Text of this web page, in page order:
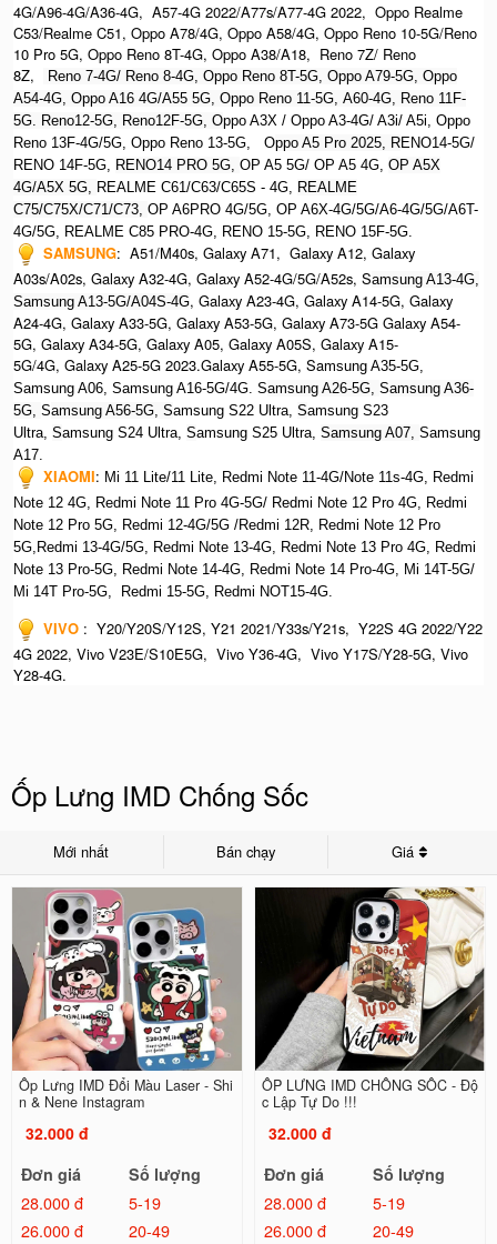
4G/A96-4G/A36-4G, A57-4G 2022/A77s/A77-4G 2022, Oppo Realme
C53/Realme C51, Oppo A78/4G, Oppo A58/4G, Oppo Reno 10-5G/Reno
10 Pro 5G, Oppo Reno 8T-4G, Oppo A38/A18, Reno 7Z/ Reno
8Z,
Reno 7-4G/ Reno 8-4G, Oppo Reno 8T-5G, Oppo A79-5G, Oppo
A54-4G, Oppo A16 4G/A55 5G, Oppo Reno 11-5G, A60-4G, Reno 11F-
5G. Reno12-5G, Reno12F-5G, Oppo A3X / Oppo A3-4G/ A3i/ A5i, Oppo
Reno 13F-4G/5G, Oppo Reno 13-5G, Oppo A5 Pro 2025, RENO14-5G/
RENO 14F-5G, RENO14 PRO 5G, OP A5 5G/ OP A5 4G, OP A5X
4G/A5X 5G, REALME C61/C63/C65S - 4G, REALME
C75/C75X/C71/C73, OP A6PRO 4G/5G, OP A6X-4G/5G/A6-4G/5G/A6T-
4G/5G, REALME C85 PRO-4G, RENO 15-5G, RENO 15F-5G.
SAMSUNG: A51/M40s, Galaxy A71, Galaxy A12, Galaxy
A03s/A02s, Galaxy A32-4G, Galaxy A52-4G/5G/A52s, Samsung A13-4G,
Samsung A13-5G/A04S-4G, Galaxy A23-4G, Galaxy A14-5G, Galaxy
A24-4G, Galaxy A33-5G, Galaxy A53-5G, Galaxy A73-5G Galaxy A54-
5G, Galaxy A34-5G, Galaxy A05, Galaxy A05S, Galaxy A15-
5G/4G, Galaxy A25-5G 2023.Galaxy A55-5G, Samsung A35-5G,
Samsung A06, Samsung A16-5G/4G. Samsung A26-5G, Samsung A36-
5G, Samsung A56-5G, Samsung S22 Ultra, Samsung S23
Ultra, Samsung S24 Ultra, Samsung S25 Ultra, Samsung A07, Samsung
A17.
XIAOMI: Mi 11 Lite/11 Lite, Redmi Note 11-4G/Note 11s-4G, Redmi
Note 12 4G, Redmi Note 11 Pro 4G-5G/ Redmi Note 12 Pro 4G, Redmi
Note 12 Pro 5G, Redmi 12-4G/5G /Redmi 12R, Redmi Note 12 Pro
5G,Redmi 13-4G/5G, Redmi Note 13-4G, Redmi Note 13 Pro 4G, Redmi
Note 13 Pro-5G, Redmi Note 14-4G, Redmi Note 14 Pro-4G, Mi 14T-5G/
Mi 14T Pro-5G, Redmi 15-5G, Redmi NOT15-4G.
VIVO : Y20/Y20S/Y12S, Y21 2021/Y33s/Y21s, Y22S 4G 2022/Y22
4G 2022, Vivo V23E/S10E5G, Vivo Y36-4G, Vivo Y17S/Y28-5G, Vivo
Y28-4G.
Ốp Lưng IMD Chống Sốc
Mới nhất Bán chạy Giá
Ốp Lưng IMD Đổi Màu Laser - Shi
n & Nene Instagram
32.000 đ
Đơn giá
Số lượng
28.000 đ
5-19
26.000 đ
20-49
ỐP LƯNG IMD CHỐNG SỐC - Độ
c Lập Tự Do !!!
32.000 đ
Đơn giá
Số lượng
28.000 đ
5-19
26.000 đ
20-49